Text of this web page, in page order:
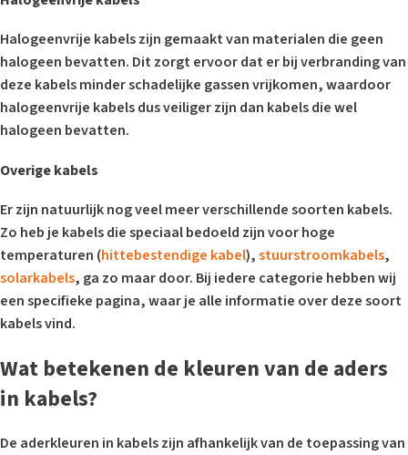
Halogeenvrije kabels zijn gemaakt van materialen die geen
halogeen bevatten. Dit zorgt ervoor dat er bij verbranding van
deze kabels minder schadelijke gassen vrijkomen, waardoor
halogeenvrije kabels dus veiliger zijn dan kabels die wel
halogeen bevatten.
Overige kabels
Er zijn natuurlijk nog veel meer verschillende soorten kabels.
Zo heb je kabels die speciaal bedoeld zijn voor hoge
temperaturen (hittebestendige kabel),stuurstroomkabels,
solarkabels, ga zo maar door. Bij iedere categorie hebben wij
een specifieke pagina, waar je alle informatie over deze soort
kabels vind.
Wat betekenen de kleuren van de aders
in kabels?
De aderkleuren in kabels zijn afhankelijk van de toepassing van